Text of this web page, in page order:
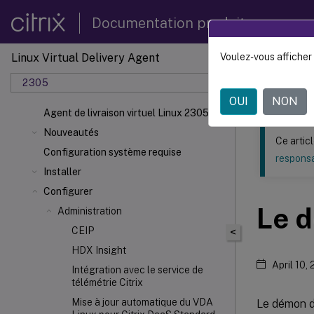
Documentation produit
Linux Virtual Delivery Agent
2305
Agent de livraison virtuel Linux 2305
Nouveautés
Configuration système requise
Installer
Configurer
Administration
CEIP
HDX Insight
Intégration avec le service de
télémétrie Citrix
Mise à jour automatique du VDA
Ce contenu a
Agent
<
Ce
Le
April 10,
Le démon
Voulez-vous
OUI NON